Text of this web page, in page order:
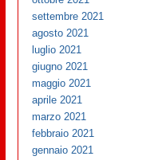
settembre 2021
agosto 2021
luglio 2021
giugno 2021
maggio 2021
aprile 2021
marzo 2021
febbraio 2021
gennaio 2021